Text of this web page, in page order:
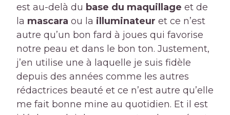
est au-delà du base du maquillage et de
la mascara ou la illuminateur et ce n’est
autre qu’un bon fard à joues qui favorise
notre peau et dans le bon ton. Justement,
j’en utilise une à laquelle je suis fidèle
depuis des années comme les autres
rédactrices beauté et ce n’est autre qu’elle
me fait bonne mine au quotidien. Et il est